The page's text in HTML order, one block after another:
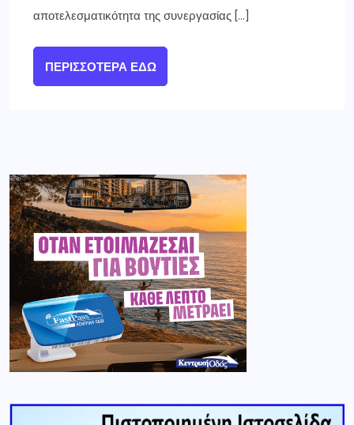
αποτελεσματικότητα της συνεργασίας […]
ΠΕΡΙΣΣΌΤΕΡΑ ΕΔΏ